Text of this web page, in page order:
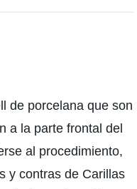
de porcelana que son
a la parte frontal del
al procedimiento,
y contras de Carillas